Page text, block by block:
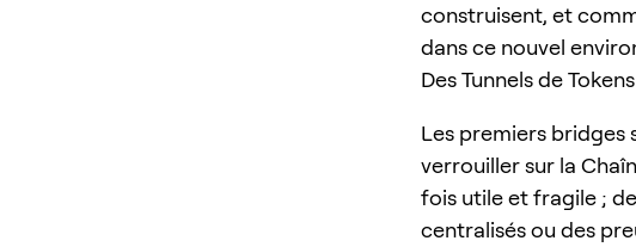
construisent, et
dans ce nouvel
Des Tunnels de
Les premiers bridges
verrouiller sur la
fois utile et fragile ;
centralisés ou des